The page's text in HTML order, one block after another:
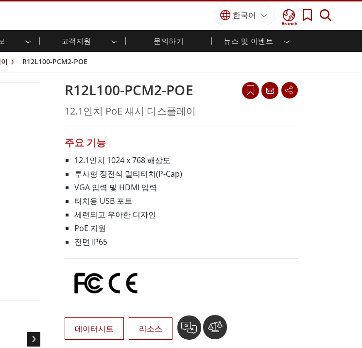
Branch
한국어
고객지원 문의하기 뉴스 및 이벤트
플레이
리즈 /
산업용 패널 PC 및 HMI
HMI(P-CAP 터치)
산업용 패널 PC(P-CAP Touch)
산업용 패널 PC(저항막 터치)
스테인리스 시리즈
G-WIN 시리즈 / IP67 설계
ATEX 등급
바 타입 패널 PC
국방부 러기드 노트북
디펜스 울트라 러기드 태블릿
국방 패널 PC
디펜스 디스플레이 / NVIS 디스플레이
방어 서버
헬스케어 등급
의료용 러기드 태블릿
의료용 패널 PC
헬스케어 디스플레이
해양 등급
AI 컴퓨터
엣지 AI 컴퓨팅
에너지, 화학, ATEX 제품
식품 및 위생 산업
해양
창고 및 물류
방어
헬스케어
재생 에너지
헤비 듀티
금속 및 광산
시민권
고객 서비스 센터
제품 변경 알림
VR 엑스포
인증／준수
R12L100-PCM2-POE
R12L100-PCM2-POE
12.1인치 PoE 섀시 디스플레이
주요 기능
12.1인치 1024 x 768 해상도
투사형 정전식 멀티터치(P-Cap)
VGA 입력 및 HDMI 입력
터치용 USB 포트
세련되고 우아한 디자인
PoE 지원
전면 IP65
데이터시트 리소스